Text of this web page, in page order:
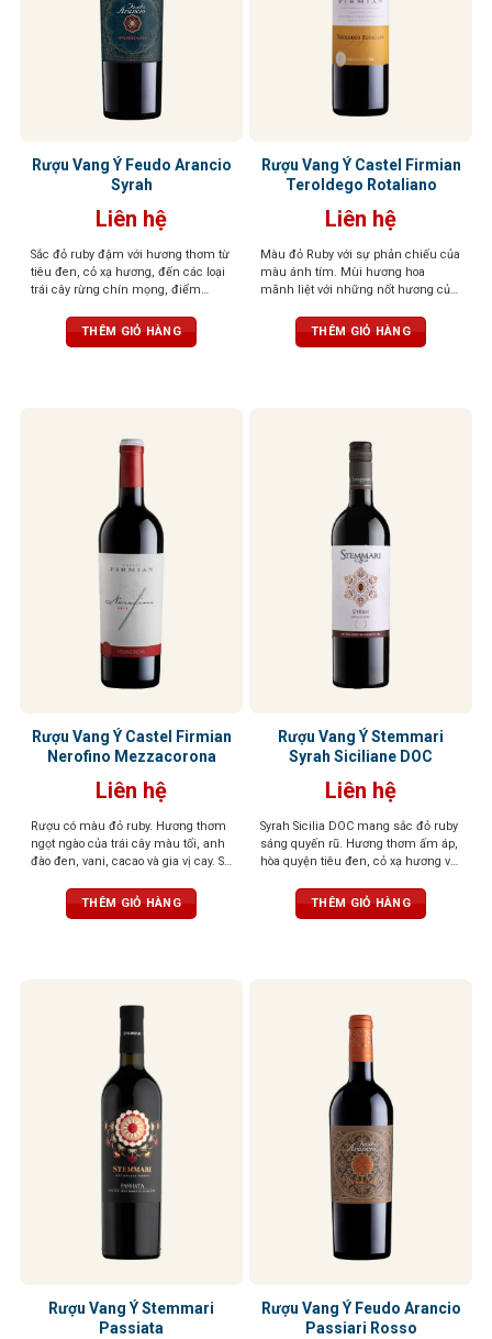
Rượu Vang Ý Feudo Arancio
Syrah
Liên hệ
Sắc đỏ ruby đậm với hương thơm từ
tiêu đen, cỏ xạ hương, đến các loại
trái cây rừng chín mọng, điểm
Tannin mềm mượt, tròn đầy cân
đối, tạo nên một tổng thể hài hòa
THÊM GIỎ HÀNG
Rượu Vang Ý Castel Firmian
Teroldego Rotaliano
Liên hệ
Màu đỏ Ruby với sự phản chiếu của
màu ánh tím. Mùi hương hoa
mãnh liệt với những nốt hương của
dâu đen, quả mâm xôi
THÊM GIỎ HÀNG
Rượu Vang Ý Castel Firmian
Nerofino Mezzacorona
Liên hệ
Rượu có màu đỏ ruby. Hương thơm
ngọt ngào của trái cây màu tối, anh
đào đen, vani, cacao và gia vị cay. Sự
cảm nhận tinh tế của trái cây và các
gia vị khác. Hậu vị phong phú,
THÊM GIỎ HÀNG
Rượu Vang Ý Stemmari
Syrah Siciliane DOC
Liên hệ
Syrah Sicilia DOC mang sắc đỏ ruby
sáng quyến rũ. Hương thơm ấm áp,
hòa quyện tiêu đen, cỏ xạ hương và
mịn như nhung, cân bằng, dễ chịu,
hậu vị dài, để lại ấn tượng tinh tế và
THÊM GIỎ HÀNG
Rượu Vang Ý Stemmari
Passiata
Rượu Vang Ý Feudo Arancio
Passiari Rosso